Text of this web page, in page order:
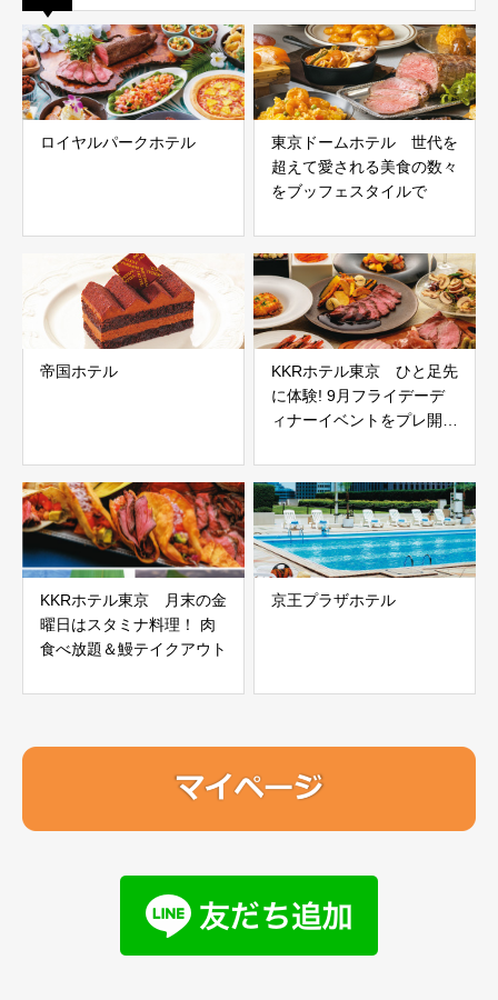
ロイヤルパークホテル
東京ドームホテル 世代を
超えて愛される美食の数々
をブッフェスタイルで
帝国ホテル
KKRホテル東京 ひと足先
に体験! 9月フライデーデ
ィナーイベントをプレ開
KKRホテル東京 月末の金
曜日はスタミナ料理！ 肉
食べ放題＆鰻テイクアウト
京王プラザホテル